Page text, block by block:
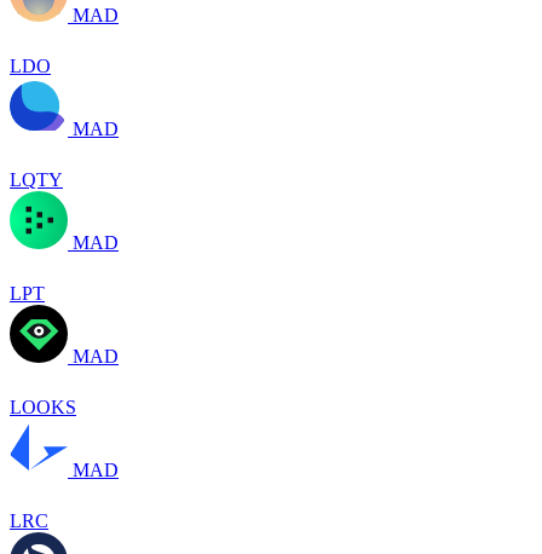
MAD
LDO
MAD
LQTY
MAD
LPT
MAD
LOOKS
MAD
LRC